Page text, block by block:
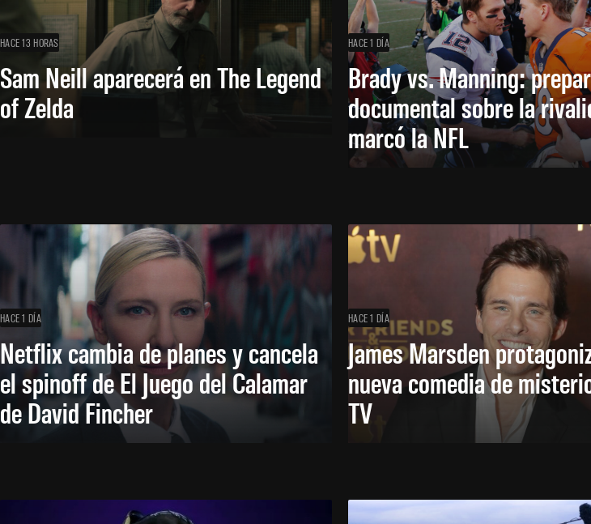
HACE 13 HORAS
Sam Neill aparecerá en The Legend
of Zelda
HACE 1 DÍA
Brady vs. Manning:
documental sobre la
marcó la NFL
HACE 1 DÍA
Netflix cambia de planes y cancela
el spinoff de El Juego del Calamar
de David Fincher
HACE 1 DÍA
James Marsden
nueva comedia de
TV